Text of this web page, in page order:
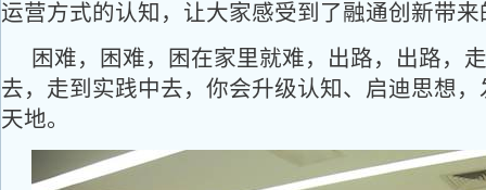
运营方式的认知，让大家感受到了融通创新带
困难，困难，困在家里就难，出路，出路，
去，走到实践中去，你会升级认知、启迪思想
天地。